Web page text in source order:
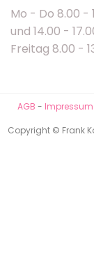
Mo - Do 8.00 -
und 14.00 -
Freitag 8.00 -
AGB - Impressum
Copyright © Frank